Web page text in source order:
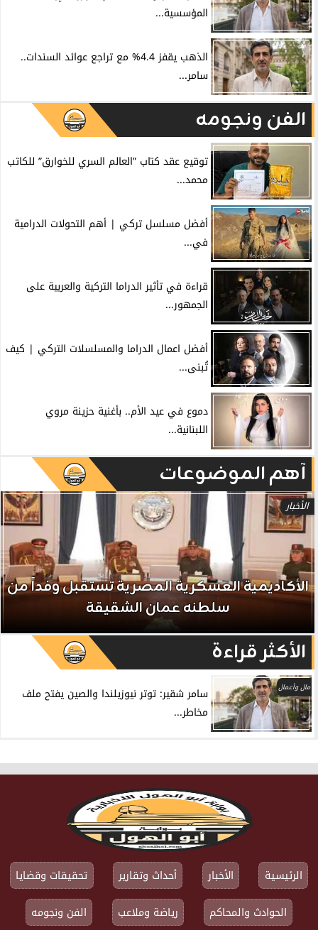
المؤسسية...
الذهب يقفز 4.4% مع تراجع عوائد السندات..
سامر...
الفن ونجومه
توقيع عقد كتاب ”العالم السري للخوارق” للكاتب
محمد...
أفضل مسلسل تركي | أهم التحولات الدرامية
في...
قراءة في تأثير الدراما التركية والعربية على
الجمهور...
أفضل اعمال الدراما والمسلسلات التركي | كيف
تُبنى...
دموع في عيد الأم.. بأغنية حزينة مروي
اللبنانية...
آهم الموضوعات
الأخبار
الأكاديمية العسكرية المصرية تستقبل وفداً من
سلطنه عمان الشقيقة
الأكثر قراءة
مال وأعمال
سامر شقير: توتر نيوزيلندا والصين يفتح ملف
مخاطر...
الرئيسية الأخبار أحداث وتقارير
تحقيقات وقضايا
الحوادث والمحاكم
رياضة وملاعب الفن ونجومه